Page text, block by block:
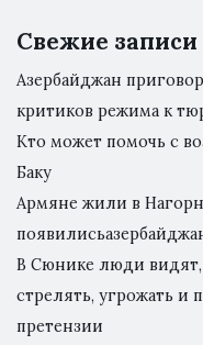
Свежие записи
Азербайджан
критиков режима к
Кто может помочь с
Баку
Армяне жили в
В Сюнике люди видят,
стрелять, угрожать и
претензии